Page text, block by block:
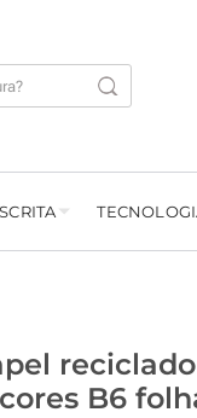
reciclado
B6